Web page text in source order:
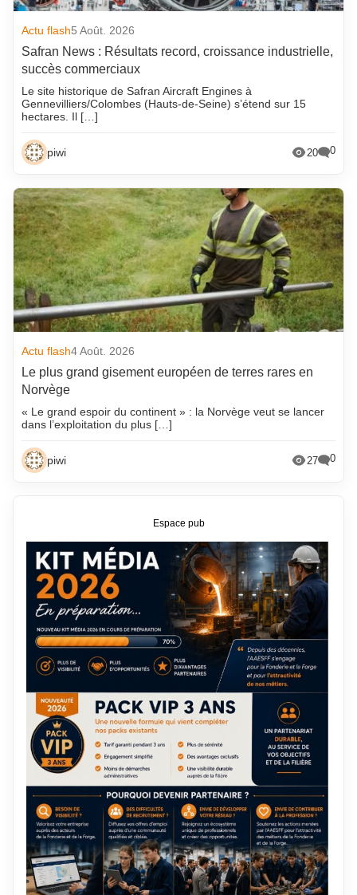
Actu flash5 Août. 2026
Safran News : Résultats record, croissance industrielle,
succès commerciaux
Le site historique de Safran Aircraft Engines à
Gennevilliers/Colombes (Hauts-de-Seine) s’étend sur 15
hectares. Il […]
piwi 20 0
Actu flash4 Août. 2026
Le plus grand gisement européen de terres rares en
Norvège
« Le grand espoir du continent » : la Norvège veut se lancer
dans l’exploitation du plus […]
piwi 27 0
Espace pub